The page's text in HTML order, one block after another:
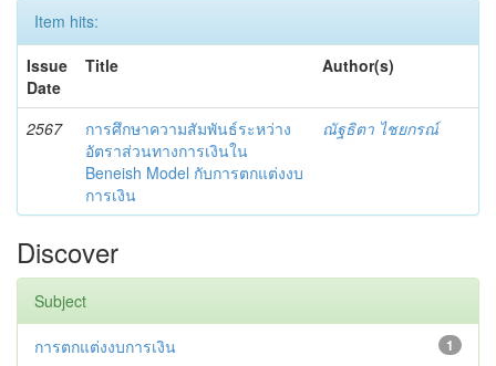
Item hits:
Issue
Date
Title Author(s)
2567
การศึกษาความสัมพันธ์ระหว่าง
อัตราส่วนทางการเงินใน
Beneish Model กับการตกแต่งงบ
การเงิน
ณัฐธิตา ไชยกรณ์
Discover
Subject
1
การตกแต่งงบการเงิน